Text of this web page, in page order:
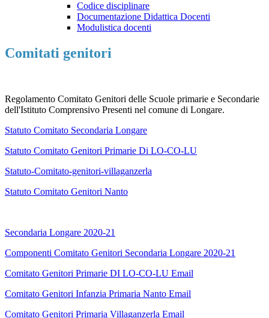
Codice disciplinare
Documentazione Didattica Docenti
Modulistica docenti
Comitati genitori
Regolamento Comitato Genitori delle Scuole primarie e Secondarie
dell'Istituto Comprensivo Presenti nel comune di Longare.
Statuto Comitato Secondaria Longare
Statuto Comitato Genitori Primarie Di LO-CO-LU
Statuto-Comitato-genitori-villaganzerla
Statuto Comitato Genitori Nanto
Secondaria Longare 2020-21
Componenti Comitato Genitori Secondaria Longare 2020-21
Comitato Genitori Primarie DI LO-CO-LU Email
Comitato Genitori Infanzia Primaria Nanto Email
Comitato Genitori Primaria Villaganzerla Email